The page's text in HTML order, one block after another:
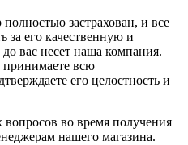
застрахован, и все
за его качественную и
вас несет наша компания.
принимаете всю
его целостность и
во время получения
нашего магазина.